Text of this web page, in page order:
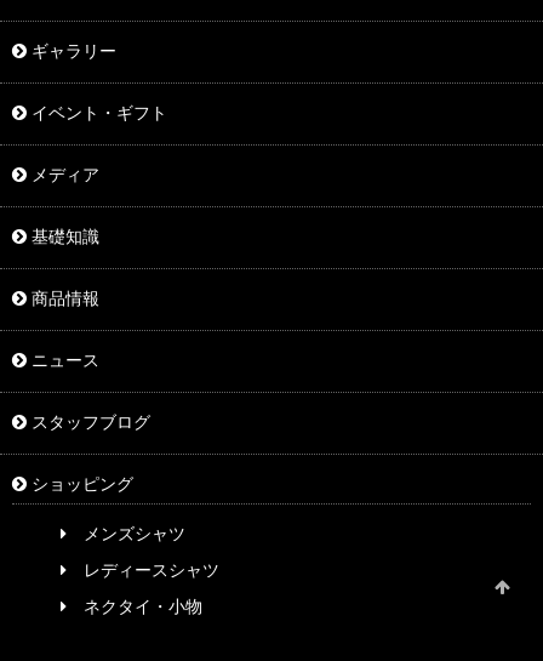
ギャラリー
イベント・ギフト
メディア
基礎知識
商品情報
ニュース
スタッフブログ
ショッピング
メンズシャツ
レディースシャツ
ネクタイ・小物